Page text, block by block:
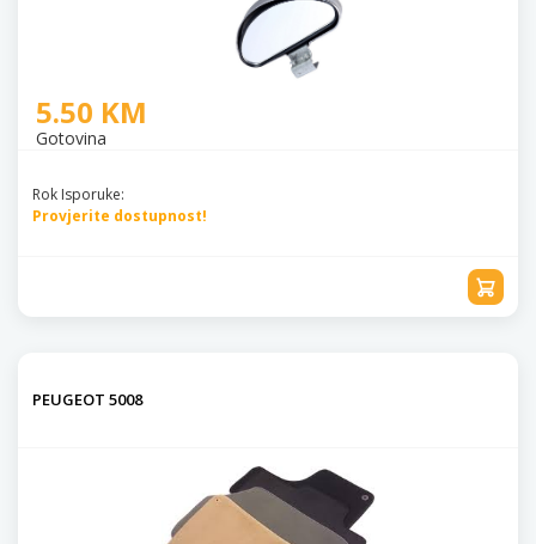
5.50 KM
Gotovina
Rok Isporuke:
Provjerite dostupnost!
PEUGEOT 5008